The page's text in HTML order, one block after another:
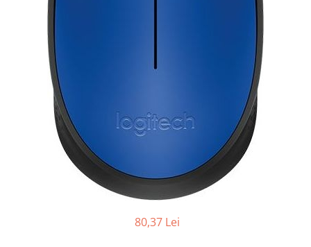
Smartphone IPhone
Mouse Pad
Tastaturi
80,37 Lei